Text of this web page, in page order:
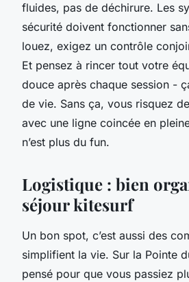
fluides, pas de déchirure. Les
sécurité doivent fonctionner
louez, exigez un contrôle
Et pensez à rincer tout votre
douce après chaque session -
de vie. Sans ça, vous risquez
avec une ligne coincée en
n’est plus du fun.
Logistique : bien
séjour kitesurf
Un bon spot, c’est aussi des
simplifient la vie. Sur la Pointe
pensé pour que vous passiez